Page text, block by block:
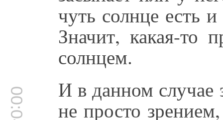
чуть солнце есть
Значит, какая-то
солнцем.
И в данном случае
не просто